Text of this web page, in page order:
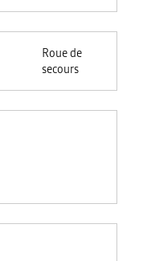
Roue de
secours